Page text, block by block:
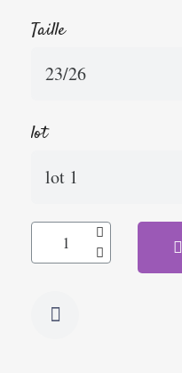
Taille
lot